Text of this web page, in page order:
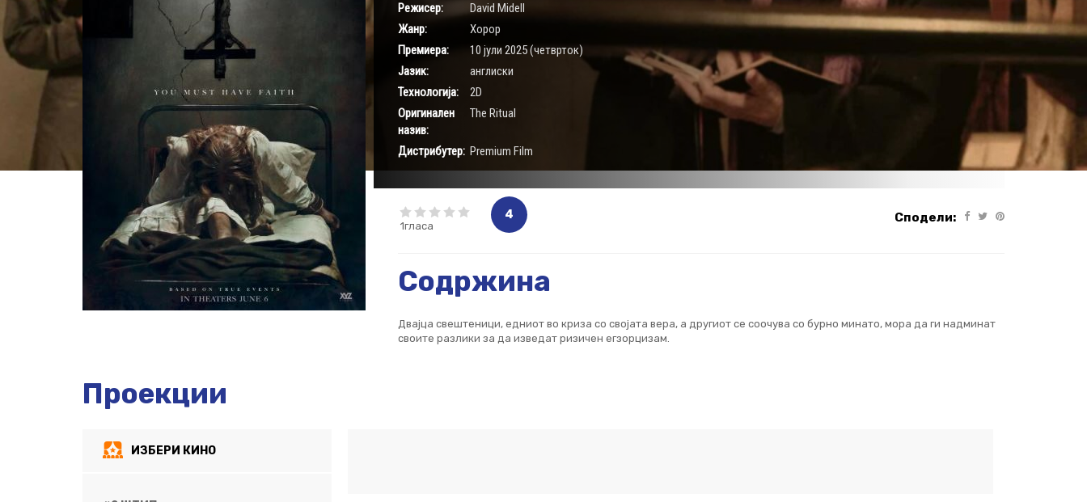
Режисер:
David Midell
Жанр:
Хорор
Премиера:
10 јули 2025 (четврток)
Јазик:
англиски
Технологија:
2D
Оригинален
назив:
The Ritual
Дистрибутер: Premium Film
1гласа
4 Сподели:
Содржина
Двајца свештеници, едниот во криза со својата вера, а другиот се соочува со бурно минато, мора да ги надминат
своите разлики за да изведат ризичен егзорцизам.
Проекции
ИЗБЕРИ КИНО